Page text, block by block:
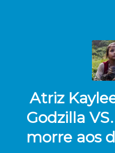
Atriz
Godzilla
morre aos